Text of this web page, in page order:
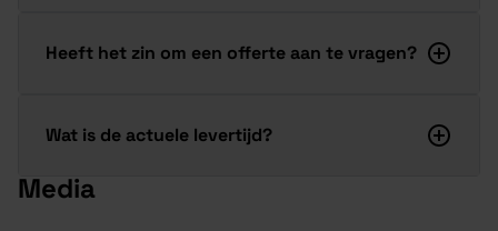
Heeft het zin om een offerte aan te vragen?
Wat is de actuele levertijd?
Media